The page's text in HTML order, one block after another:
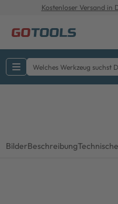
Kostenloser Versand in
BilderBeschreibung